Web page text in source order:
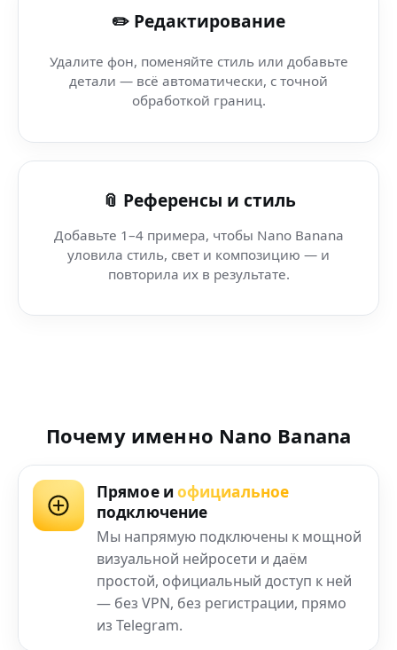
Нейросеть фото редактор (AI-платформа Nano
Нейросеть редактор фото (мессенджер) —
Нейросеть Обновление Фото — Nano Banana AI Арт
✏️ Редактирование
Удалите фон, поменяйте стиль или добавьте
детали — всё автоматически, с точной
обработкой границ.
📎 Референсы и стиль
Добавьте 1–4 примера, чтобы Nano Banana
уловила стиль, свет и композицию — и
повторила их в результате.
Почему именно Nano Banana
Прямое и официальное
подключение
Мы напрямую подключены к мощной
визуальной нейросети и даём
простой, официальный доступ к ней
— без VPN, без регистрации, прямо
из Telegram.